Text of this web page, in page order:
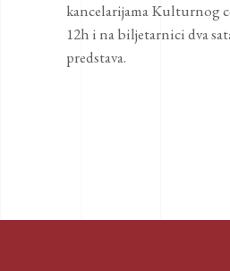
kancelarijama Kulturnog
12h i na biljetarnici dva
predstava.